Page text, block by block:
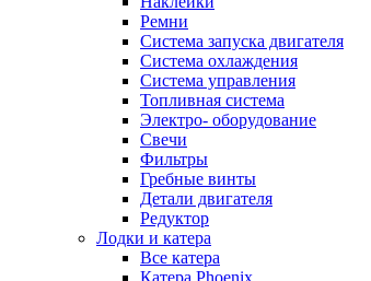
Ремни
Система запуска двигателя
Система охлаждения
Система управления
Топливная система
Электро- оборудование
Свечи
Фильтры
Гребные винты
Детали двигателя
Редуктор
Лодки и катера
Все катера
Катера Phoenix